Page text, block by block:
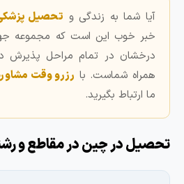
آیا شما به زندگی وتحصیل پزشکی
خبر خوب این است که مجموعه جهاد
درخشان در تمام مراحل پذیرش در
همراه شماست. بارزرو وقت مشاوره
ما ارتباط بگیرید.
در چین در مقاطع و